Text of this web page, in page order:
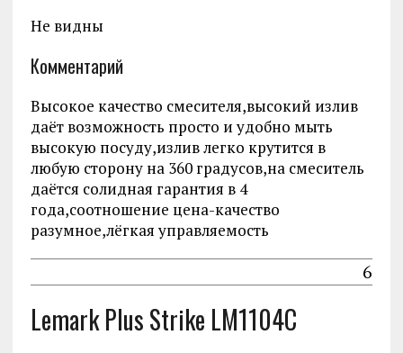
Не видны
Комментарий
Высокое качество смесителя,высокий излив
даёт возможность просто и удобно мыть
высокую посуду,излив легко крутится в
любую сторону на 360 градусов,на смеситель
даётся солидная гарантия в 4
года,соотношение цена-качество
разумное,лёгкая управляемость
6
Lemark Plus Strike LM1104C